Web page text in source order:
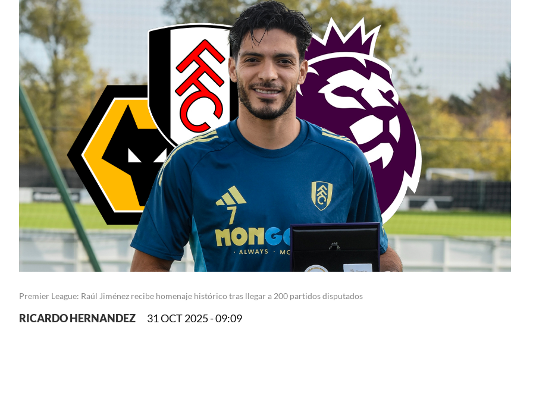
Premier League: Raúl Jiménez recibe homenaje histórico tras llegar a 200 partidos disputados
RICARDO HERNANDEZ 31 OCT 2025 - 09:09